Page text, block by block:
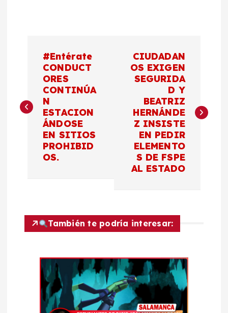
v
e
#Entérate
CONDUCT
ORES
CONTINÚA
N
ESTACION
ÁNDOSE
EN SITIOS
PROHIBID
OS.
CIUDADAN
OS EXIGEN
SEGURIDA
D Y
BEATRIZ
HERNÁNDE
Z INSISTE
EN PEDIR
ELEMENTO
S DE FSPE
AL ESTADO
También te podría interesar: